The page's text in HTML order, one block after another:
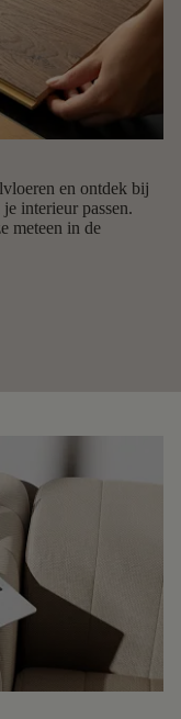
en ontdek bij
interieur passen.
meteen in de